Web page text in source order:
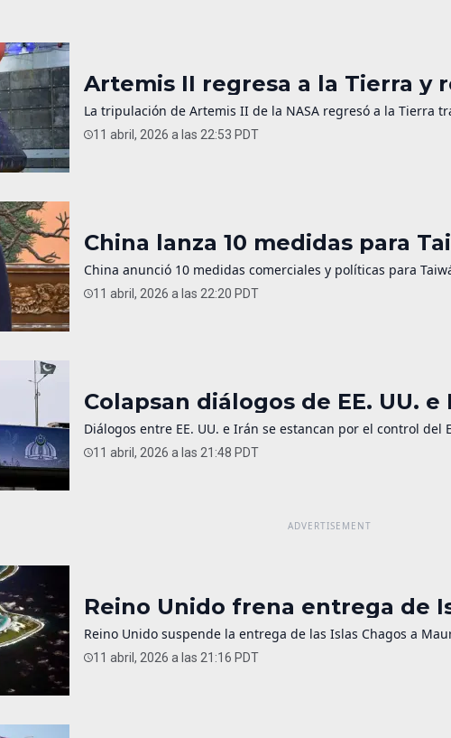
Artemis II regresa a la Tierra y
La tripulación de Artemis II de la NASA regresó a la Tierra
11 abril, 2026 a las 22:53 PDT
China lanza 10 medidas para
China anunció 10 medidas comerciales y políticas para
11 abril, 2026 a las 22:20 PDT
Colapsan diálogos de EE. UU.
Diálogos entre EE. UU. e Irán se estancan por el control
11 abril, 2026 a las 21:48 PDT
Reino Unido frena entrega de
Reino Unido suspende la entrega de las Islas Chagos a
11 abril, 2026 a las 21:16 PDT